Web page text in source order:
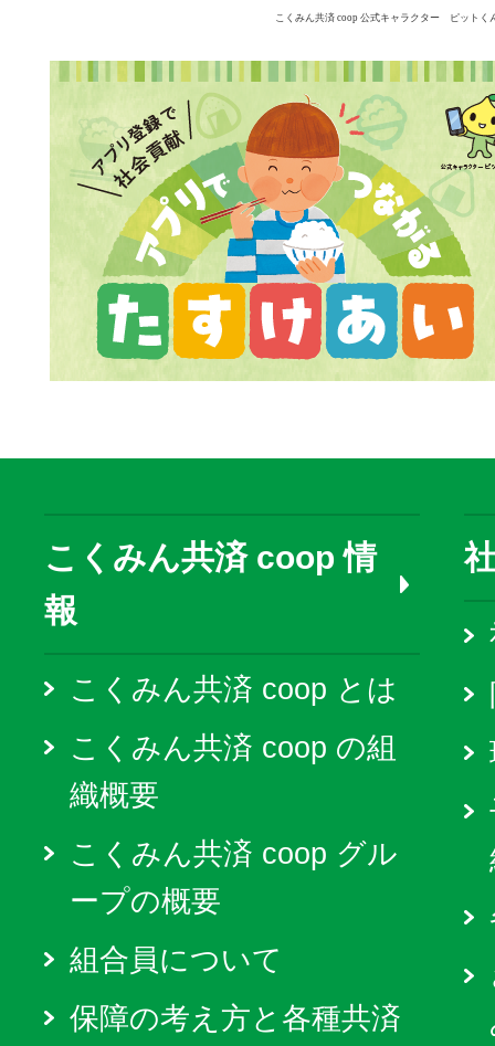
こくみん共済 coop 公式キャラクター ピットく
こくみん共済 coop 情
報
こくみん共済 coop とは
こくみん共済 coop の組
織概要
こくみん共済 coop グル
ープの概要
組合員について
保障の考え方と各種共済